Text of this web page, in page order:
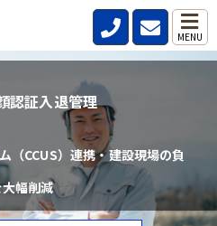
MENU
認証入退管理
（CCUS）連携・建設現場の負
幅削減